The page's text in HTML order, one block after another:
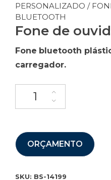
PERSONALIZADO /
BLUETOOTH
Fone de
Fone bluetooth
carregador.
ORÇAMENTO
SKU: BS-14199